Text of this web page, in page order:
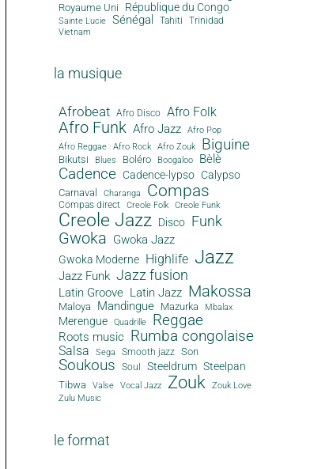
Royaume Uni République du Congo
Sainte Lucie Sénégal Tahiti Trinidad
Vietnam
la musique
Afrobeat Afro Disco Afro Folk
Afro Funk Afro Jazz
Afro Pop
Afro Reggae
Afro Rock Afro Zouk Biguine
Bikutsi Blues Boléro Boogaloo Bèlè
Cadence Cadence-lypso Calypso
Carnaval Charanga Compas
Compas direct Creole Folk Creole Funk
Creole Jazz Disco Funk
Gwoka Gwoka Jazz
Gwoka Moderne Highlife Jazz
Jazz Funk Jazz fusion
Latin Groove Latin Jazz Makossa
Maloya Mandingue Mazurka Mbalax
Merengue Quadrille Reggae
Roots music Rumba congolaise
Salsa Sega Smooth jazz Son
Soukous Soul Steeldrum Steelpan
Tibwa Valse Vocal Jazz Zouk
Zouk Love
Zulu Music
le format